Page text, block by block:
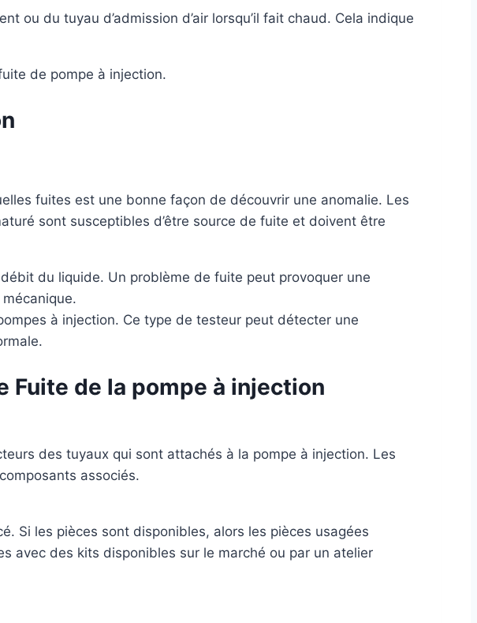
ou du tuyau d’admission d’air lorsqu’il fait chaud. Cela indique
de pompe à injection.
fuites est une bonne façon de découvrir une anomalie. Les
sont susceptibles d’être source de fuite et doivent être
du liquide. Un problème de fuite peut provoquer une
à injection. Ce type de testeur peut détecter une
Fuite de la pompe à injection
des tuyaux qui sont attachés à la pompe à injection. Les
associés.
Si les pièces sont disponibles, alors les pièces usagées
avec des kits disponibles sur le marché ou par un atelier